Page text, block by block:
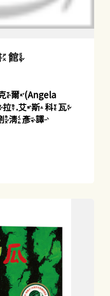
館
爾(Angela
拉.艾斯科瓦
劉清彥譯